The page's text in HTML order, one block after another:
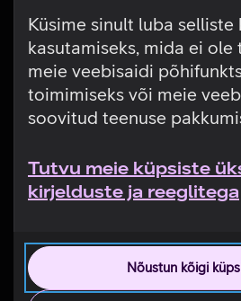
Küsime sinult luba selliste
kasutamiseks, mida ei
meie veebisaidi
toimimiseks või meie
soovitud teenuse
Tutvu meie küpsiste
kirjelduste ja reeglitega
Nõustun kõigi
Tehniline